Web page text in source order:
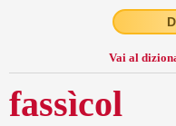
Vai al
fassìcol